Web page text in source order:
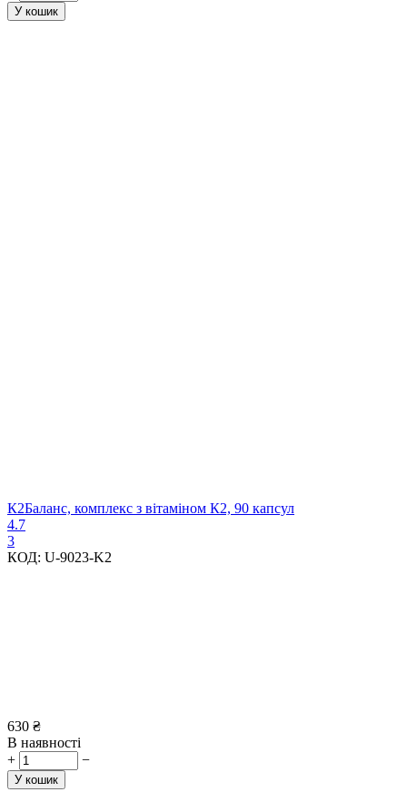
У кошик
К2Баланс, комплекс з вітаміном К2, 90 капсул
4.7
3
КОД: U-9023-K2
630 ₴
В наявності
+
−
У кошик